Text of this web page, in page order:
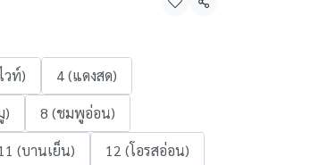
แชร์
วท์)
4 (แดงสด)
)
8 (ชมพูอ่อน)
(บานเย็น)
12 (โอรสอ่อน)